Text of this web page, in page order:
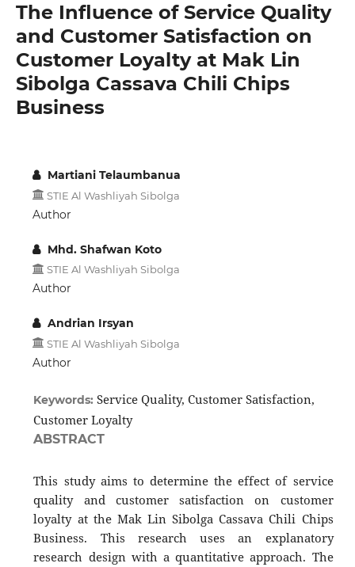
The Influence of Service Quality
and Customer Satisfaction on
Customer Loyalty at Mak Lin
Sibolga Cassava Chili Chips
Business
Martiani Telaumbanua
STIE Al Washliyah Sibolga
Author
Mhd. Shafwan Koto
STIE Al Washliyah Sibolga
Author
Andrian Irsyan
STIE Al Washliyah Sibolga
Author
Keywords:Service Quality, Customer Satisfaction,
Customer Loyalty
ABSTRACT
This study aims to determine the effect of service
quality and customer satisfaction on customer
loyalty at the Mak Lin Sibolga Cassava Chili Chips
Business. This research uses an explanatory
research design with a quantitative approach. The